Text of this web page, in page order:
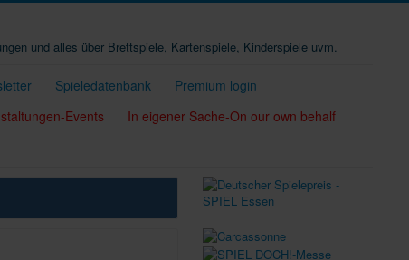
und alles über Brettspiele, Kartenspiele, Kinderspiele uvm.
Spieledatenbank
Premium login
Events
In eigener Sache-On our own behalf